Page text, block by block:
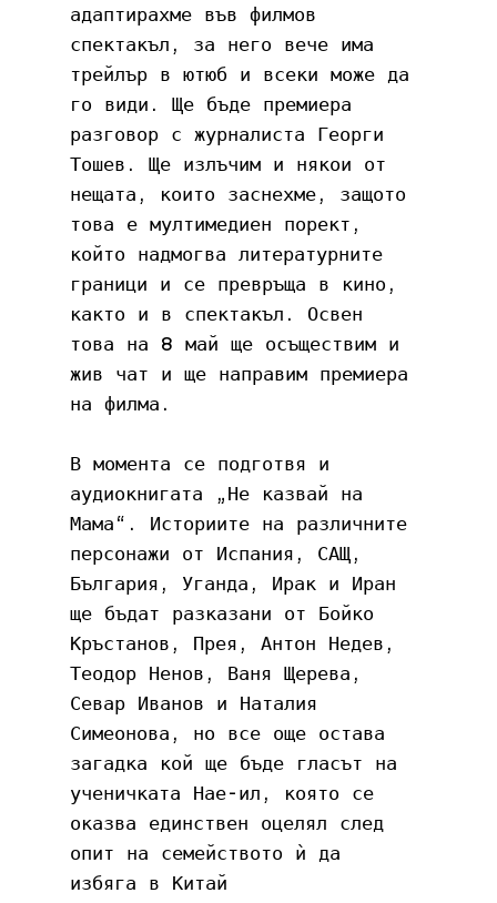
адаптирахме във филмов
спектакъл, за него вече има
трейлър в ютюб и всеки може да
го види. Ще бъде премиера
разговор с журналиста Георги
Тошев. Ще излъчим и някои от
нещата, които заснехме, защото
това е мултимедиен порект,
който надмогва литературните
граници и се превръща в кино,
както и в спектакъл. Освен
това на 8 май ще осъществим и
жив чат и ще направим премиера
на филма.
В момента се подготвя и
аудиокнигата „Не казвай на
Мама“. Историите на различните
персонажи от Испания, САЩ,
България, Уганда, Ирак и Иран
ще бъдат разказани от Бойко
Кръстанов, Прея, Антон Недев,
Теодор Ненов, Ваня Щерева,
Севар Иванов и Наталия
Симеонова, но все още остава
загадка кой ще бъде гласът на
ученичката Нае-ил, която се
оказва единствен оцелял след
опит на семейството ѝ да
избяга в Китай